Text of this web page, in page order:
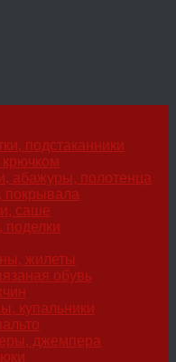
подстаканники
крючком
абажуры, полотенца
покрывала
саше
поделки
жилеты
обувь
купальники
джемпера